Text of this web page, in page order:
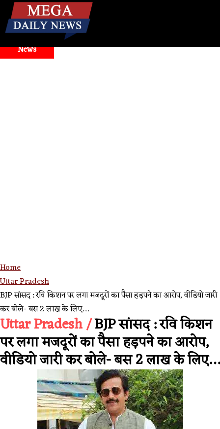
News
Home
Uttar Pradesh
BJP सांसद : रवि किशन पर लगा मजदूरों का पैसा हड़पने का आरोप, वीडियो जारी
कर बोले- बस 2 लाख के लिए…
Uttar Pradesh /BJP सांसद : रवि किशन
पर लगा मजदूरों का पैसा हड़पने का आरोप,
वीडियो जारी कर बोले- बस 2 लाख के लिए…